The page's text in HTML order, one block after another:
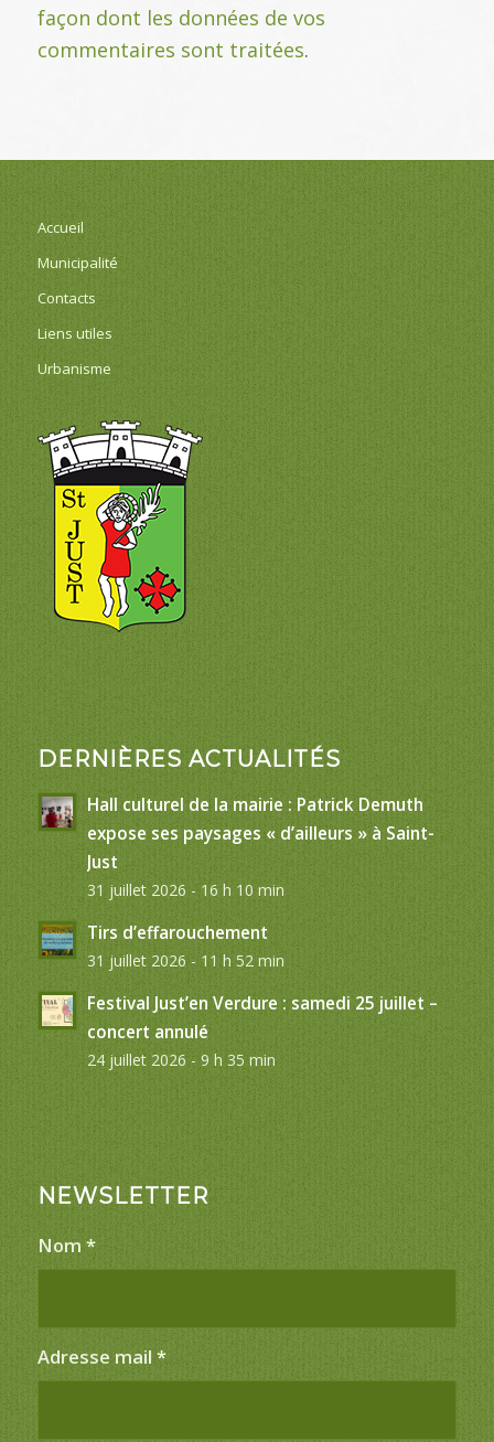
façon dont les données de vos
commentaires sont traitées.
Accueil
Municipalité
Contacts
Liens utiles
Urbanisme
DERNIÈRES ACTUALITÉS
Hall culturel de la mairie : Patrick Demuth
expose ses paysages « d’ailleurs » à Saint-
Just
31 juillet 2026 - 16 h 10 min
Tirs d’effarouchement
31 juillet 2026 - 11 h 52 min
Festival Just’en Verdure : samedi 25 juillet –
concert annulé
24 juillet 2026 - 9 h 35 min
NEWSLETTER
Nom *
Adresse mail *